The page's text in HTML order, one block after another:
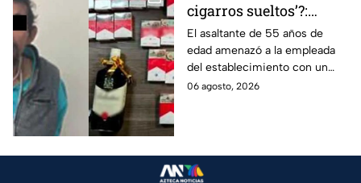
cigarros sueltos’?:
Detienen a hombre tras
asaltar una tienda y
llevarse más de 30
cajetillas en Iztapalapa
El asaltante de 55 años de
edad amenazó a la empleada
del establecimiento con un
arma de fuego, llevándose
06 agosto, 2026